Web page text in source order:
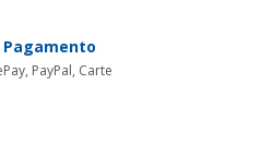
PayPal, Carte